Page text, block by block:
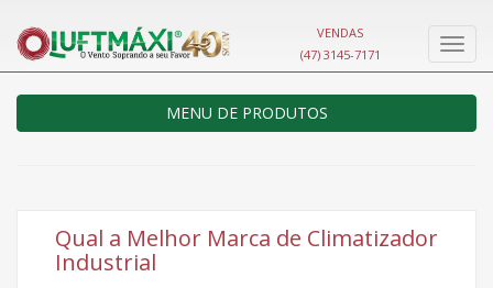
VENDAS
(47) 3145-7171
MENU DE PRODUTOS
Qual a Melhor Marca de Climatizador
Industrial